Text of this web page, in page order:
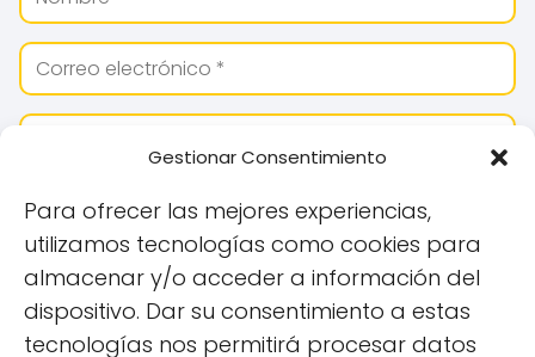
Gestionar Consentimiento
Para ofrecer las mejores experiencias,
utilizamos tecnologías como cookies para
almacenar y/o acceder a información del
dispositivo. Dar su consentimiento a estas
tecnologías nos permitirá procesar datos